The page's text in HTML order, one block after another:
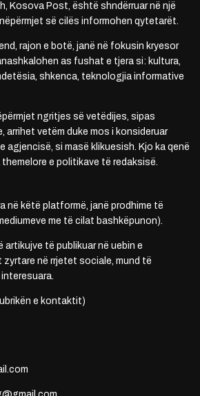
Kosova Post, është shndërruar në një
së cilës informohen qytetarët.
rajon e botë, janë në fokusin kryesor
as fushat e tjera si: kultura,
shkenca, teknologjia informative
ngritjes së vetëdijes, sipas
arrihet vetëm duke mos i konsideruar
agjencisë, si masë klikuesish. Kjo ka qenë
themelore e politikave të redaksisë.
në këtë platformë, janë prodhime të
me të cilat bashkëpunon).
artikujve të publikuar në uebin e
në rrjetet sociale, mund të
e kontaktit)